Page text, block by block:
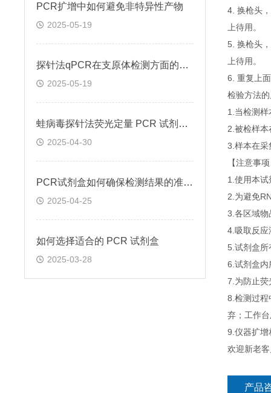
PCR扩增中如何避免非特异性产物
2025-05-19
探针法qPCR在支原体检测方面的应用
2025-05-19
蛙病毒探针法荧光定量 PCR 试剂盒定量定性检测
2025-04-30
PCR试剂盒如何确保检测结果的准确性和可靠性
2025-04-25
如何选择适合的 PCR 试剂盒
2025-03-28
4. 换枪头
上待用。
5. 换枪头
上待用。
6. 重复上
检验方法
1.当检测
2.被检样
3.样本在采
【注意事
1.使用本
2.为避免
3.各区域物
4.吸取反应
5.试剂盒所
6.试剂盒内
7.为防止荧
8.检测过程
弃；工作
9.仪器扩增
欢迎新老
产品